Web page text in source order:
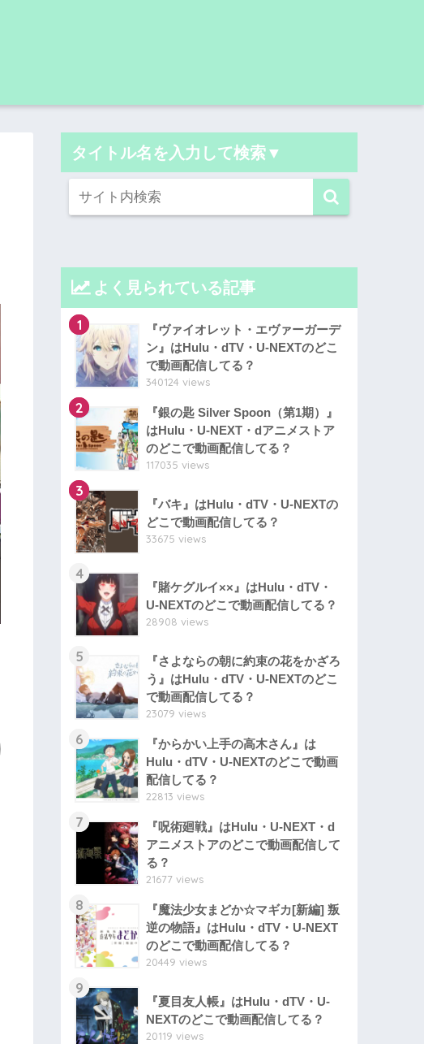
タイトル名を入力して検索▼
よく見られている記事
1
『ヴァイオレット・エヴァーガーデ
ン』はHulu・dTV・U-NEXTのどこ
で動画配信してる？
340124 views
2
『銀の匙 Silver Spoon（第1期）』
はHulu・U-NEXT・dアニメストア
のどこで動画配信してる？
117035 views
3
『バキ』はHulu・dTV・U-NEXTの
どこで動画配信してる？
33675 views
4
『賭ケグルイ××』はHulu・dTV・
U-NEXTのどこで動画配信してる？
28908 views
5
『さよならの朝に約束の花をかざろ
う』はHulu・dTV・U-NEXTのどこ
で動画配信してる？
23079 views
6
『からかい上手の高木さん』は
Hulu・dTV・U-NEXTのどこで動画
配信してる？
22813 views
7
『呪術廻戦』はHulu・U-NEXT・d
アニメストアのどこで動画配信して
る？
21677 views
8
『魔法少女まどか☆マギカ[新編] 叛
逆の物語』はHulu・dTV・U-NEXT
のどこで動画配信してる？
20449 views
9
『夏目友人帳』はHulu・dTV・U-
NEXTのどこで動画配信してる？
20119 views